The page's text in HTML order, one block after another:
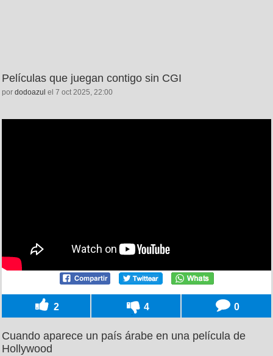
Películas que juegan contigo sin CGI
por dodoazul el 7 oct 2025, 22:00
2 4 0
Cuando aparece un país árabe en una película de
Hollywood